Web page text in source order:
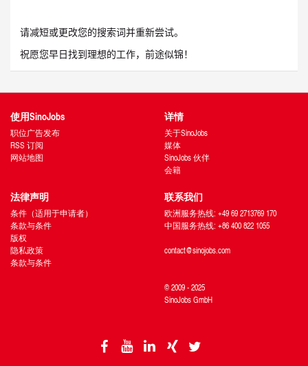
请减短或更改您的搜索词并重新尝试。
祝愿您早日找到理想的工作，前途似锦！
使用SinoJobs
职位广告发布
RSS 订阅
网站地图
详情
关于SinoJobs
媒体
SinoJobs 伙伴
会籍
法律声明
条件（适用于申请者）
条款与条件
版权
隐私政策
条款与条件
联系我们
欧洲服务热线: +49 69 2713769 170
中国服务热线: +86 400 822 1055
contact@sinojobs.com
© 2009 - 2025
SinoJobs GmbH